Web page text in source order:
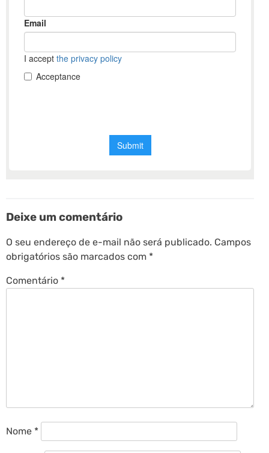
Deixe um comentário
O seu endereço de e-mail não será publicado. Campos
obrigatórios são marcados com *
Comentário *
Nome *